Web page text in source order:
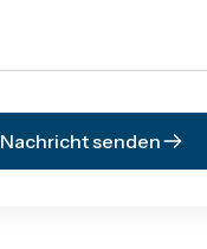
Nachricht senden